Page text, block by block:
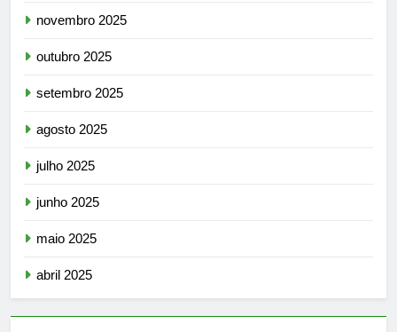
novembro 2025
outubro 2025
setembro 2025
agosto 2025
julho 2025
junho 2025
maio 2025
abril 2025